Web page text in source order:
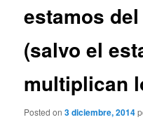
estamos
(salvo el
multiplican
Posted on3 diciembre, 2014